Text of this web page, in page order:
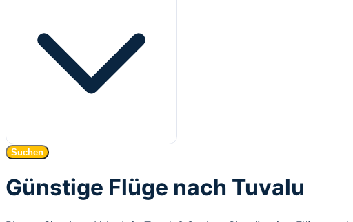
Suchen
Günstige Flüge nach Tuvalu